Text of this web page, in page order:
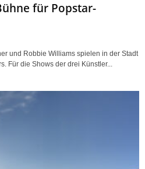
für Popstar-
und Robbie Williams spielen in der Stadt
Für die Shows der drei Künstler...